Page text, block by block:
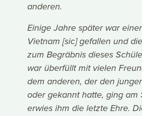
anderen.
Einige Jahre später war
Vietnam [sic] gefallen und
zum Begräbnis dieses
war überfüllt mit vielen
dem anderen, der den
oder gekannt hatte, ging am
erwies ihm die letzte Ehre.